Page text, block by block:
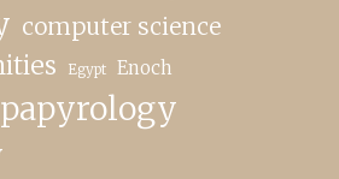
computer science
Egypt Enoch